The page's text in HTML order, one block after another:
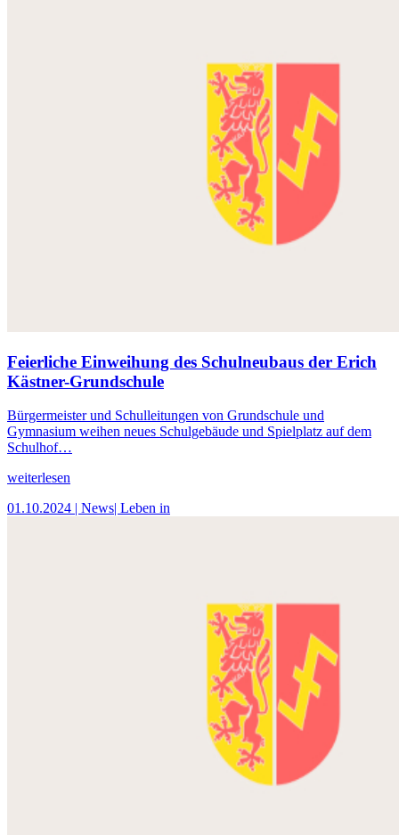
Feierliche Einweihung des Schulneubaus der Erich
Kästner-Grundschule
Bürgermeister und Schulleitungen von Grundschule und
Gymnasium weihen neues Schulgebäude und Spielplatz auf dem
Schulhof…
weiterlesen
01.10.2024 | News| Leben in